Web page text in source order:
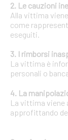
2. Le cauzioni
Alla vittima
come
eseguiti.
3. I rimborsi
La vittima è
personali o
4. La
La vittima viene
approfittando